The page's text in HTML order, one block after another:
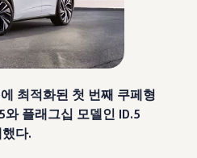
최적화된 첫 번째 쿠페형
와 플래그십 모델인 ID.5
다.